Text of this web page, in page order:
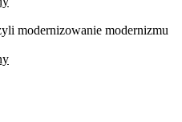
modernizowanie modernizmu